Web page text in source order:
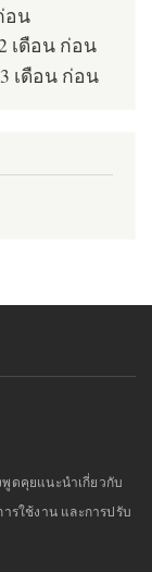
อน
เดือน ก่อน
เดือน ก่อน
ดคุยแนะนำเกี่ยวกับ
รใช้งาน และการปรับ